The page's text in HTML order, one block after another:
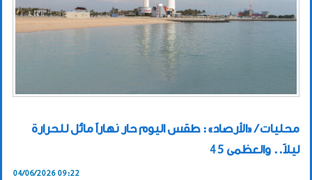
محليات / «الأرصاد»: طقس اليوم حار نهاراً مائل للحرارة
ليلاً.. والعظمى 45
04/06/2026 09:22